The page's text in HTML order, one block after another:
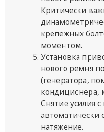
Критически
крепежных
моментом.
Установка
нового ремня
(генератора,
кондиционера,
Снятие усилия
автоматически
натяжение.